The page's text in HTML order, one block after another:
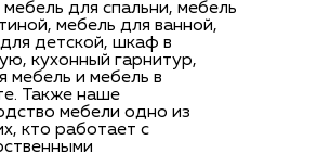
для спальни, мебель
мебель для ванной,
детской, шкаф в
кухонный гарнитур,
мебель и мебель в
Также наше
мебели одно из
кто работает с